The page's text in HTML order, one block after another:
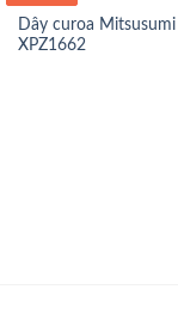
Dây curoa
XPZ1662